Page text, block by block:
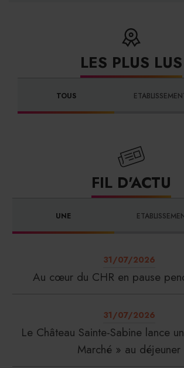
LES PLUS LUS
TOUS
FIL D'ACTU
UNE
31/07/2026
Au cœur du CHR en pause
31/07/2026
Le Château Sainte-Sabine lance
Marché » au déjeuner